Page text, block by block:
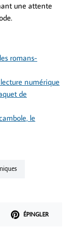
une attente
romans-
numérique
de
le
ÉPINGLER